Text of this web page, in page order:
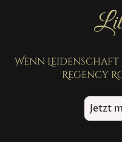
Wenn
Regency
Jetzt